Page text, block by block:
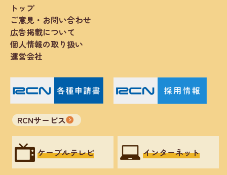
トップ
ご意見・お問い合わせ
広告掲載について
個人情報の取り扱い
運営会社
RCNサービス
ケーブルテレビ インターネット